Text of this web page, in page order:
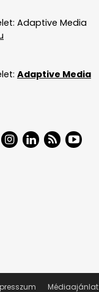
Adaptive Media
Adaptive Media
Médiaajánlat